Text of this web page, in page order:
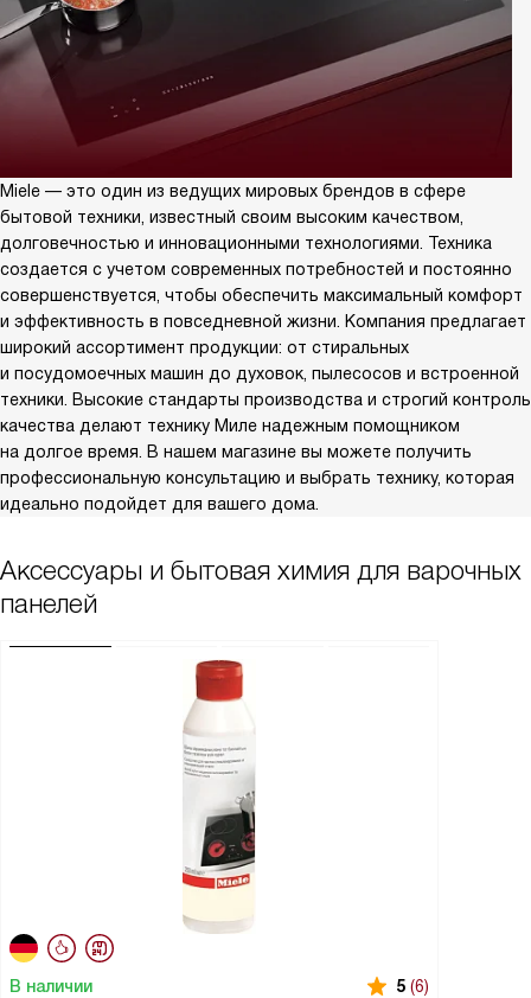
Miele — это один из ведущих мировых брендов в сфере
бытовой техники, известный своим высоким качеством,
долговечностью и инновационными технологиями. Техника
создается с учетом современных потребностей и постоянно
совершенствуется, чтобы обеспечить максимальный комфорт
и эффективность в повседневной жизни. Компания предлагает
широкий ассортимент продукции: от стиральных
и посудомоечных машин до духовок, пылесосов и встроенной
техники. Высокие стандарты производства и строгий контроль
качества делают технику Миле надежным помощником
на долгое время. В нашем магазине вы можете получить
профессиональную консультацию и выбрать технику, которая
идеально подойдет для вашего дома.
Аксессуары и бытовая химия для варочных
панелей
В наличии 5 (6)